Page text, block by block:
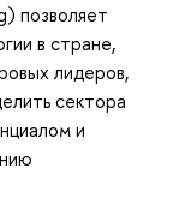
позволяет
в стране,
лидеров,
сектора
и